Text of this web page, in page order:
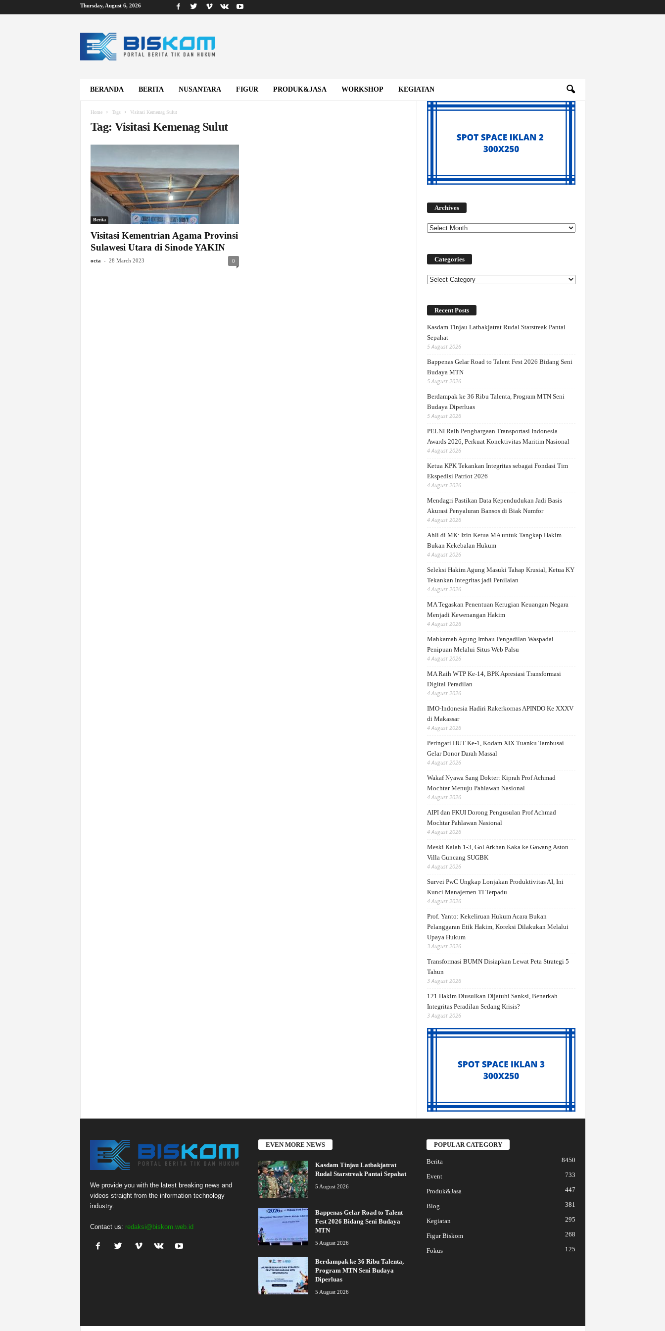
Thursday, August 6, 2026
i
BERANDA
BERITA NUSANTARA FIGUR PRODUK&JASA WORKSHOP KEGIATAN
Home Tags Visitasi Kemenag Sulut
Tag: Visitasi Kemenag Sulut
Berita
Visitasi Kementrian Agama Provinsi
Sulawesi Utara di Sinode YAKIN
octa - 28 March 2023 0
Archives
Categories
Categories
Recent Posts
Kasdam Tinjau Latbakjatrat Rudal Starstreak Pantai
Sepahat
5 August 2026
Bappenas Gelar Road to Talent Fest 2026 Bidang Seni
Budaya MTN
5 August 2026
Berdampak ke 36 Ribu Talenta, Program MTN Seni
Budaya Diperluas
5 August 2026
PELNI Raih Penghargaan Transportasi Indonesia
Awards 2026, Perkuat Konektivitas Maritim Nasional
4 August 2026
Ketua KPK Tekankan Integritas sebagai Fondasi Tim
Ekspedisi Patriot 2026
4 August 2026
Mendagri Pastikan Data Kependudukan Jadi Basis
Akurasi Penyaluran Bansos di Biak Numfor
4 August 2026
Ahli di MK: Izin Ketua MA untuk Tangkap Hakim
Bukan Kekebalan Hukum
4 August 2026
Seleksi Hakim Agung Masuki Tahap Krusial, Ketua KY
Tekankan Integritas jadi Penilaian
4 August 2026
MA Tegaskan Penentuan Kerugian Keuangan Negara
Menjadi Kewenangan Hakim
4 August 2026
Mahkamah Agung Imbau Pengadilan Waspadai
Penipuan Melalui Situs Web Palsu
4 August 2026
MA Raih WTP Ke-14, BPK Apresiasi Transformasi
Digital Peradilan
4 August 2026
IMO-Indonesia Hadiri Rakerkornas APINDO Ke XXXV
di Makassar
4 August 2026
Peringati HUT Ke-1, Kodam XIX Tuanku Tambusai
Gelar Donor Darah Massal
4 August 2026
Wakaf Nyawa Sang Dokter: Kiprah Prof Achmad
Mochtar Menuju Pahlawan Nasional
4 August 2026
AIPI dan FKUI Dorong Pengusulan Prof Achmad
Mochtar Pahlawan Nasional
4 August 2026
Meski Kalah 1-3, Gol Arkhan Kaka ke Gawang Aston
Villa Guncang SUGBK
4 August 2026
Survei PwC Ungkap Lonjakan Produktivitas AI, Ini
Kunci Manajemen TI Terpadu
4 August 2026
Prof. Yanto: Kekeliruan Hukum Acara Bukan
Pelanggaran Etik Hakim, Koreksi Dilakukan Melalui
Upaya Hukum
3 August 2026
Transformasi BUMN Disiapkan Lewat Peta Strategi 5
Tahun
3 August 2026
121 Hakim Diusulkan Dijatuhi Sanksi, Benarkah
Integritas Peradilan Sedang Krisis?
3 August 2026
We provide you with the latest breaking news and
videos straight from the information technology
industry.
Contact us: redaksi@biskom.web.id
EVEN MORE NEWS
Kasdam Tinjau Latbakjatrat
Rudal Starstreak Pantai Sepahat
5 August 2026
Bappenas Gelar Road to Talent
Fest 2026 Bidang Seni Budaya
MTN
5 August 2026
Berdampak ke 36 Ribu Talenta,
Program MTN Seni Budaya
Diperluas
5 August 2026
POPULAR CATEGORY
Berita 8450
Event 733
Produk&Jasa 447
Blog 381
Kegiatan 295
Figur Biskom 268
Fokus 125